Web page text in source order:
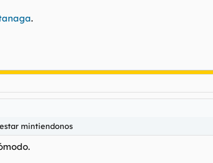
.
mintiendonos